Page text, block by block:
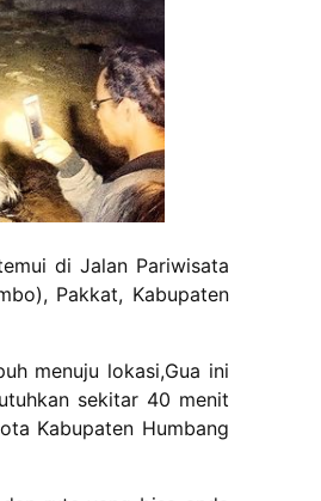
di Jalan Pariwisata
Pakkat, Kabupaten
menuju lokasi,Gua ini
sekitar 40 menit
Kabupaten Humbang